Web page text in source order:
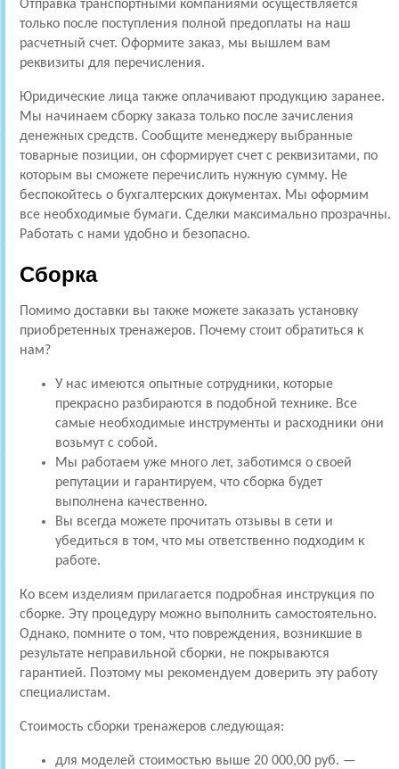
Отправка транспортными компаниями осуществляется
только после поступления полной предоплаты на наш
расчетный счет. Оформите заказ, мы вышлем вам
реквизиты для перечисления.
Юридические лица также оплачивают продукцию заранее.
Мы начинаем сборку заказа только после зачисления
денежных средств. Сообщите менеджеру выбранные
товарные позиции, он сформирует счет с реквизитами, по
которым вы сможете перечислить нужную сумму. Не
беспокойтесь о бухгалтерских документах. Мы оформим
все необходимые бумаги. Сделки максимально прозрачны.
Работать с нами удобно и безопасно.
Сборка
Помимо доставки вы также можете заказать установку
приобретенных тренажеров. Почему стоит обратиться к
нам?
У нас имеются опытные сотрудники, которые
прекрасно разбираются в подобной технике. Все
самые необходимые инструменты и расходники они
возьмут с собой.
Мы работаем уже много лет, заботимся о своей
репутации и гарантируем, что сборка будет
выполнена качественно.
Вы всегда можете прочитать отзывы в сети и
убедиться в том, что мы ответственно подходим к
работе.
Ко всем изделиям прилагается подробная инструкция по
сборке. Эту процедуру можно выполнить самостоятельно.
Однако, помните о том, что повреждения, возникшие в
результате неправильной сборки, не покрываются
гарантией. Поэтому мы рекомендуем доверить эту работу
специалистам.
Стоимость сборки тренажеров следующая:
для моделей стоимостью выше 20 000,00 руб. —